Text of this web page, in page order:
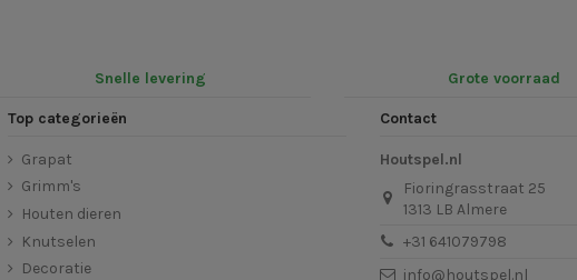
Snelle levering Grote voorraad
Top categorieën
Grapat
Grimm's
Houten dieren
Knutselen
Decoratie
Contact
Houtspel.nl
Fioringrasstraat 25
1313 LB Almere
+31 641079798
info@houtspel.nl